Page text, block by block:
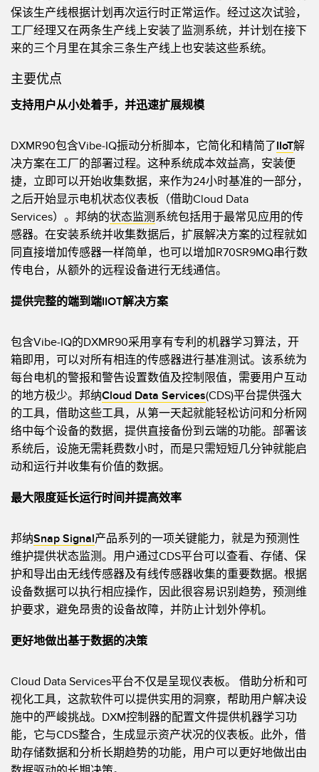
转换器
软件
传感器GUI软件
技术
带 IO-Link 的传感器
保该生产线根据计划再次运行时正常运作。经过这次试验，
工厂经理又在两条生产线上安装了监测系统，并计划在接下
来的三个月里在其余三条生产线上也安装这些系统。
主要优点
支持用户从小处着手，并迅速扩展规模
DXMR90包含Vibe-IQ振动分析脚本，它简化和精简了IIoT解
决方案在工厂的部署过程。这种系统成本效益高，安装便
捷，立即可以开始收集数据，来作为24小时基准的一部分，
之后开始显示电机状态仪表板（借助Cloud Data
Services）。邦纳的状态监测 系统包括用于最常见应用的传
感器。在安装系统并收集数据后，扩展解决方案的过程就如
同直接增加传感器一样简单，也可以增加R70SR9MQ串行数
传电台，从额外的远程设备进行无线通信。
提供完整的端到端IIOT解决方案
包含Vibe-IQ的DXMR90采用享有专利的机器学习算法，开
箱即用，可以对所有相连的传感器进行基准测试。该系统为
每台电机的警报和警告设置数值及控制限值，需要用户互动
的地方极少。邦纳Cloud Data Services(CDS)平台提供强大
的工具，借助这些工具，从第一天起就能轻松访问和分析网
络中每个设备的数据，提供直接备份到云端的功能。部署该
系统后，设施无需耗费数小时，而是只需短短几分钟就能启
动和运行并收集有价值的数据。
最大限度延长运行时间并提高效率
邦纳Snap Signal产品系列的一项关键能力，就是为预测性
维护提供状态监测。用户通过CDS平台可以查看、存储、保
护和导出由无线传感器及有线传感器收集的重要数据。根据
设备数据可以执行相应操作，因此很容易识别趋势，预测维
护要求，避免昂贵的设备故障，并防止计划外停机。
更好地做出基于数据的决策
Cloud Data Services平台不仅是呈现仪表板。 借助分析和可
视化工具，这款软件可以提供实用的洞察，帮助用户解决设
施中的严峻挑战。DXM控制器的配置文件提供机器学习功
能，它与CDS整合，生成显示资产状况的仪表板。此外，借
助存储数据和分析长期趋势的功能，用户可以更好地做出由